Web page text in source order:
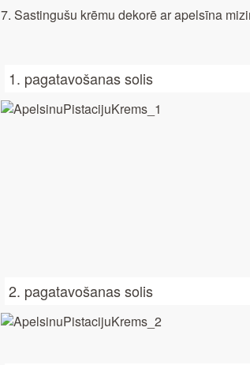
7. Sastingušu krēmu dekorē ar apelsīna
1. pagatavošanas solis
2. pagatavošanas solis